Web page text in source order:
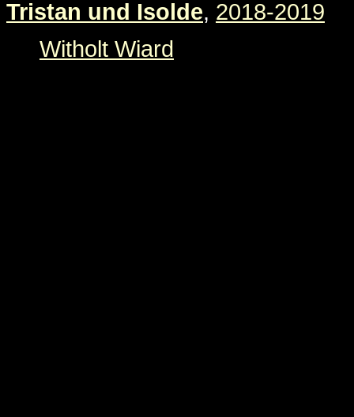
Tristan und Isolde, 2018-2019
Witholt Wiard